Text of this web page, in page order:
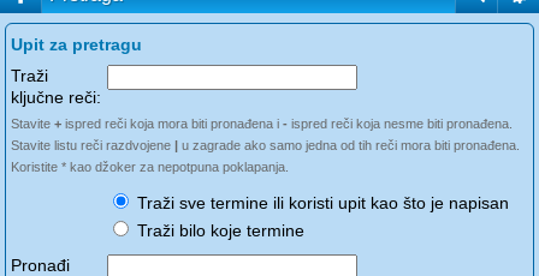
Upit za pretragu
Traži
ključne reči:
Stavite + ispred reči koja mora biti pronađena i - ispred reči koja nesme biti pronađena.
Stavite listu reči razdvojene | u zagrade ako samo jedna od tih reči mora biti pronađena.
Koristite * kao džoker za nepotpuna poklapanja.
Traži sve termine ili koristi upit kao što je napisan
Traži bilo koje termine
Pronađi